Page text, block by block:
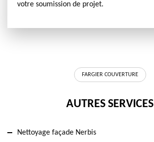
votre soumission de projet.
FARGIER COUVERTURE
AUTRES SERVICES
Nettoyage façade Nerbis